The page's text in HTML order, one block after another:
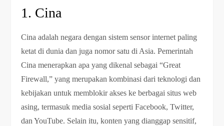
1. Cina
Cina adalah negara dengan sistem sensor internet paling
ketat di dunia dan juga nomor satu di Asia. Pemerintah
Cina menerapkan apa yang dikenal sebagai “Great
Firewall,” yang merupakan kombinasi dari teknologi dan
kebijakan untuk memblokir akses ke berbagai situs web
asing, termasuk media sosial seperti Facebook, Twitter,
dan YouTube. Selain itu, konten yang dianggap sensitif,